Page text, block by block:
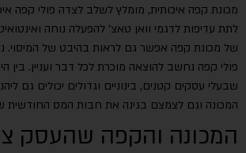
מכונת קפה איכותית, מומלץ לשלב לצדה פולי קפה
לתת עדיפות לדגמי וואן טאצ' להפעלה נוחה
של מכונת קפה אפשר גם לראות בהיבט של המיסוי.
פולי קפה נחשב להוצאה מוכרת לכל דבר ועניין. בין
שבעלי עסקים קטנים, בינוניים וגדולים יכולים גם
המכונה וגם לצמצם בגינה את חבות המס החודשית
המכונה והקפה שהעסק